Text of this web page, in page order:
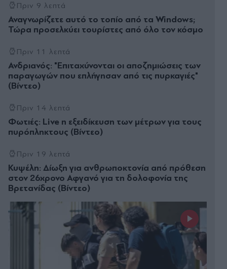
Πριν 9 λεπτά
Αναγνωρίζετε αυτό το τοπίο από τα Windows;
Τώρα προσελκύει τουρίστες από όλο τον κόσμο
Πριν 11 λεπτά
Ανδριανός: "Επιταχύνονται οι αποζημιώσεις των
παραγωγών που επλήγησαν από τις πυρκαγιές"
(Βίντεο)
Πριν 14 λεπτά
Φωτιές: Live η εξειδίκευση των μέτρων για τους
πυρόπληκτους (Βίντεο)
Πριν 19 λεπτά
Κυψέλη: Δίωξη για ανθρωποκτονία από πρόθεση
στον 26χρονο Αφγανό για τη δολοφονία της
Βρετανίδας (Βίντεο)